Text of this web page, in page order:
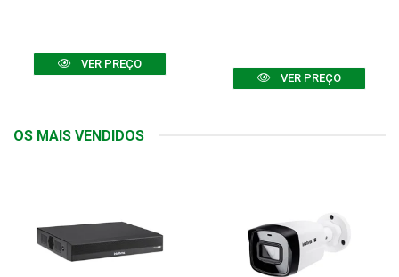
VER PREÇO
VER PREÇO
OS MAIS VENDIDOS